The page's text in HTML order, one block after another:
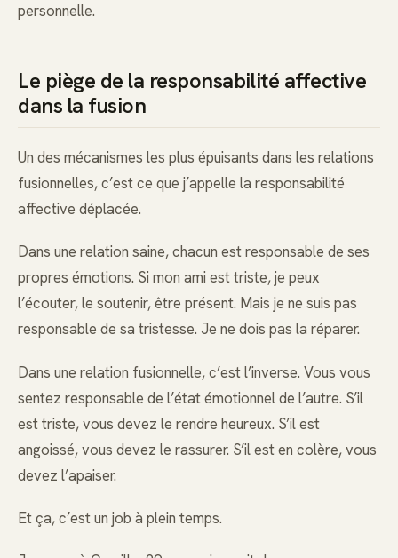
personnelle.
Le piège de la responsabilité affective
dans la fusion
Un des mécanismes les plus épuisants dans les relations
fusionnelles, c’est ce que j’appelle la responsabilité
affective déplacée.
Dans une relation saine, chacun est responsable de ses
propres émotions. Si mon ami est triste, je peux
l’écouter, le soutenir, être présent. Mais je ne suis pas
responsable de sa tristesse. Je ne dois pas la réparer.
Dans une relation fusionnelle, c’est l’inverse. Vous vous
sentez responsable de l’état émotionnel de l’autre. S’il
est triste, vous devez le rendre heureux. S’il est
angoissé, vous devez le rassurer. S’il est en colère, vous
devez l’apaiser.
Et ça, c’est un job à plein temps.